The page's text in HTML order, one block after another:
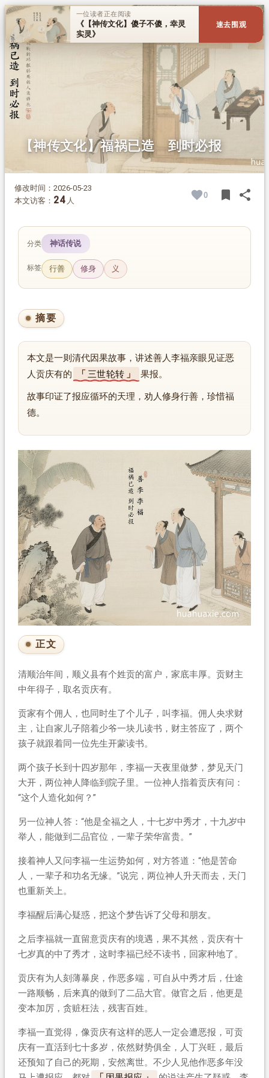
1.摘要
正文
【神传文化】福祸已造 到时必报
修改时间：2026-05-23
本文访客： 24人
0 bookmark share
分类 神话传说
标签 行善 修身 义
摘要
本文是一则清代因果故事，讲述善人李福亲眼见证恶
人贡庆有的
三世轮转 果报。
故事印证了报应循环的天理，劝人修身行善，珍惜福
德。
正文
清顺治年间，顺义县有个姓贡的富户，家底丰厚。贡财主
中年得子，取名贡庆有。
贡家有个佣人，也同时生了个儿子，叫李福。佣人央求财
主，让自家儿子陪着少爷一块儿读书，财主答应了，两个
孩子就跟着同一位先生开蒙读书。
两个孩子长到十四岁那年，李福一天夜里做梦，梦见天门
大开，两位神人降临到院子里。一位神人指着贡庆有问：
“这个人造化如何？”
另一位神人答：“他是全福之人，十七岁中秀才，十九岁中
举人，能做到二品官位，一辈子荣华富贵。”
接着神人又问李福一生运势如何，对方答道：“他是苦命
人，一辈子和功名无缘。”说完，两位神人升天而去，天门
也重新关上。
李福醒后满心疑惑，把这个梦告诉了父母和朋友。
之后李福就一直留意贡庆有的境遇，果不其然，贡庆有十
七岁真的中了秀才，这时李福已经不读书，回家种地了。
贡庆有为人刻薄暴戾，作恶多端，可自从中秀才后，仕途
一路顺畅，后来真的做到了二品大官。做官之后，他更是
变本加厉，贪赃枉法，残害百姓。
李福一直觉得，像贡庆有这样的恶人一定会遭恶报，可贡
庆有一直活到七十多岁，依然财势俱全，人丁兴旺，最后
还预知了自己的死期，安然离世。不少人见他作恶多年没
一位读者正在阅读
《【神传文化】傻子不傻，幸灵
实灵》
速去围观